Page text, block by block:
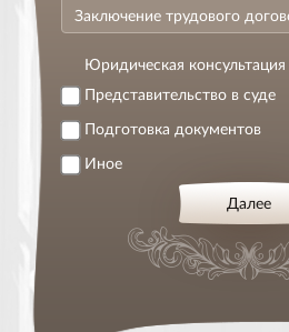
Юридическая консультация
Представительство в суде
Подготовка документов
Иное
Далее